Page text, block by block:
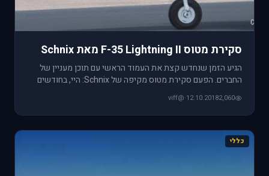
סקירת מטוס F-35 Lightning II מאת Schnix
הגיע הזמן שנחדש קצת את העמוד הראשי עם תוכן מעניין של
החברים. הפעם סקירת מטוס מקיפה של Schnix: היי, בחודשים
האחרונים
2,060
12.10.2018
·
@viff
כללי